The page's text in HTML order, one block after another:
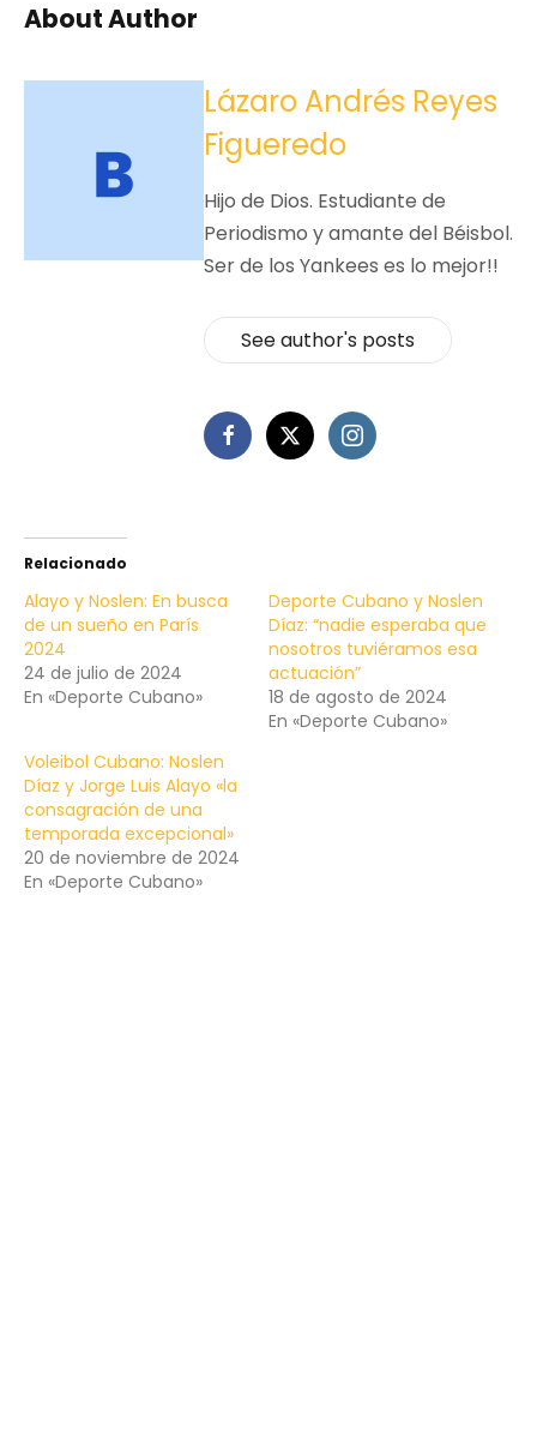
About Author
Lázaro Andrés Reyes
Figueredo
Hijo de Dios. Estudiante de
Periodismo y amante del Béisbol.
Ser de los Yankees es lo mejor!!
See author's posts
Relacionado
Alayo y Noslen: En busca
de un sueño en París
2024
24 de julio de 2024
En «Deporte Cubano»
Deporte Cubano y Noslen
Díaz: “nadie esperaba que
nosotros tuviéramos esa
actuación”
18 de agosto de 2024
En «Deporte Cubano»
Voleibol Cubano: Noslen
Díaz y Jorge Luis Alayo «la
consagración de una
temporada excepcional»
20 de noviembre de 2024
En «Deporte Cubano»